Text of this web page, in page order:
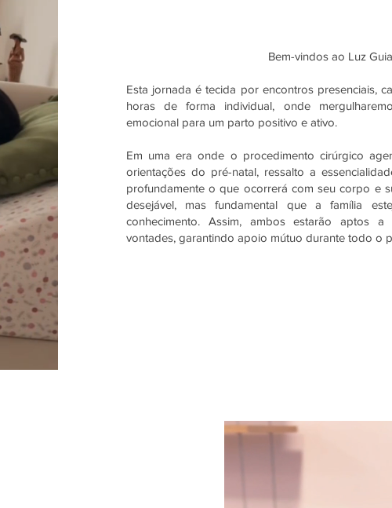
Bem-vindos ao Luz
Esta jornada é tecida por encontros presenciais,
horas de forma individual, onde
emocional para um parto positivo e ativo.
Em uma era onde o procedimento cirúrgico
orientações do pré-natal, ressalto a
profundamente o que ocorrerá com seu corpo e
desejável, mas fundamental que a família
conhecimento. Assim, ambos estarão aptos
vontades, garantindo apoio mútuo durante todo o